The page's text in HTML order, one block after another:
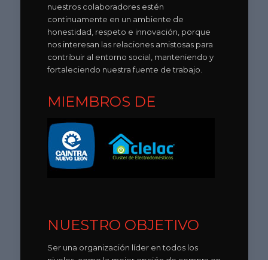
nuestros colaboradores estén
continuamente en un ambiente de
honestidad, respeto e innovación, porque
nos interesan las relaciones amistosas para
contribuir al entorno social, manteniendo y
fortaleciendo nuestra fuente de trabajo.
MIEMBROS DE
NUESTRO OBJETIVO
Ser una organización líder en todos los